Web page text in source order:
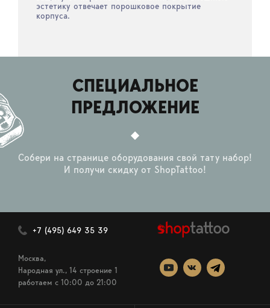
эстетику отвечает порошковое покрытие
корпуса.
СПЕЦИАЛЬНОЕ
ПРЕДЛОЖЕНИЕ
Собери на странице оборудования свой тату набор!
И получи скидку от ShopTattoo!
+7 (495) 649 35 39
Москва,
Народная ул., 14 строение 1
работаем c 10:00 до 21:00